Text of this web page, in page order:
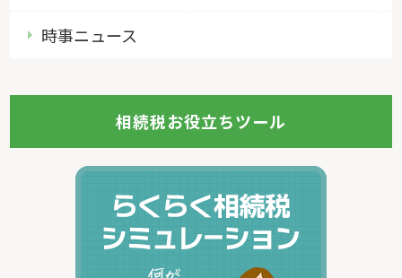
時事ニュース
相続税お役立ちツール